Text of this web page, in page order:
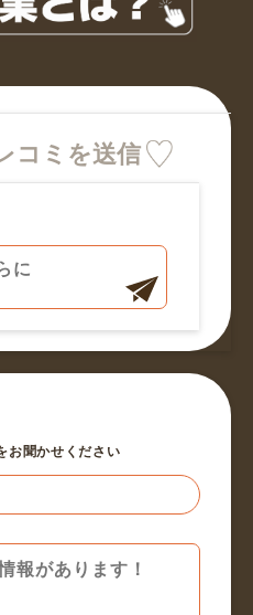
コミを送信
お聞かせください